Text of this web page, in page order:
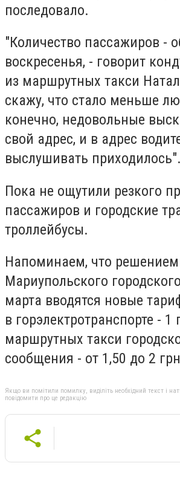
последовало.
"Количество пассажиров -
воскресенья, - говорит
из маршрутных такси
скажу, что стало меньше
конечно, недовольные
свой адрес, и в адрес
выслушивать приходилось".
Пока не ощутили резкого
пассажиров и городские
троллейбусы.
Напоминаем, что
Мариупольского
марта вводятся новые
в горэлектротранспорте - 1
маршрутных такси
сообщения - от 1,50 до 2
Якщо ви помітили помилку, виділіть необхідний текст і
повідомити про це редакцію